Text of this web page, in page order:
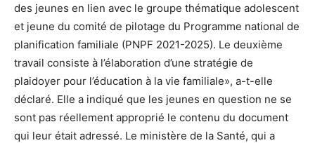
des jeunes en lien avec le groupe thématique adolescent
et jeune du comité de pilotage du Programme national de
planification familiale (PNPF 2021-2025). Le deuxième
travail consiste à l’élaboration d’une stratégie de
plaidoyer pour l’éducation à la vie familiale», a-t-elle
déclaré. Elle a indiqué que les jeunes en question ne se
sont pas réellement approprié le contenu du document
qui leur était adressé. Le ministère de la Santé, qui a